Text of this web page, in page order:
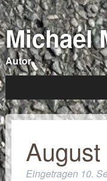
Michael
Autor
August
Eingetragen 10.